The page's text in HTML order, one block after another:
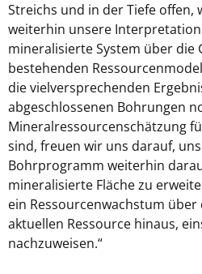
Streichs und in der Tiefe offen,
weiterhin unsere
mineralisierte System über die
bestehenden
die vielversprechenden
abgeschlossenen Bohrungen
Mineralressourcenschätzung
sind, freuen wir uns darauf,
Bohrprogramm weiterhin
mineralisierte Fläche zu
ein Ressourcenwachstum
aktuellen Ressource hinaus,
nachzuweisen.“